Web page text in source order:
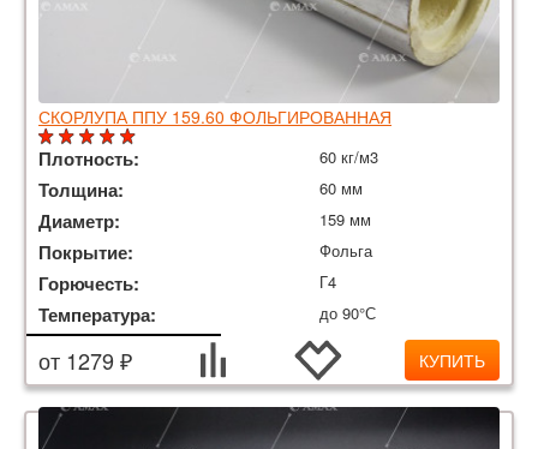
СКОРЛУПА ППУ 159.60 ФОЛЬГИРОВАННАЯ
Плотность: 60 кг/м3
Толщина: 60 мм
Диаметр: 159 мм
Покрытие: Фольга
Горючесть: Г4
Температура: до 90°С
от 1279 ₽ КУПИТЬ